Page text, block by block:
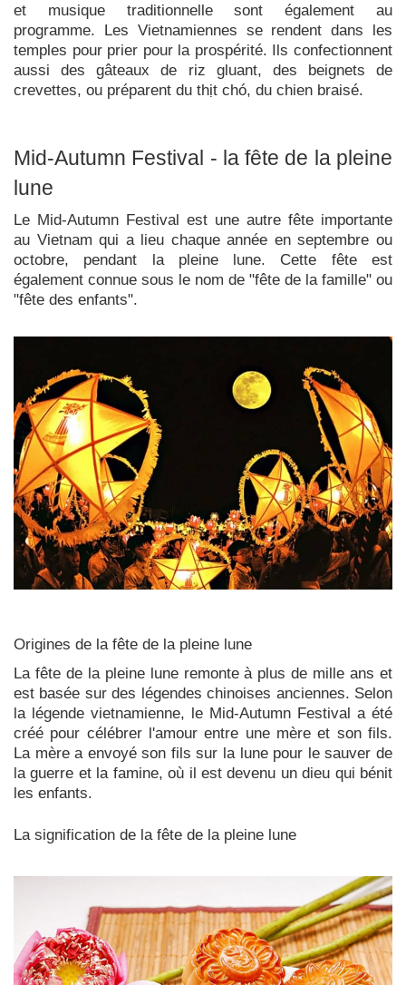
et musique traditionnelle sont également au
programme. Les Vietnamiennes se rendent dans les
temples pour prier pour la prospérité. Ils confectionnent
aussi des gâteaux de riz gluant, des beignets de
crevettes, ou préparent du thịt chó, du chien braisé.
Mid-Autumn Festival - la fête de la pleine
lune
Le Mid-Autumn Festival est une autre fête importante
au Vietnam qui a lieu chaque année en septembre ou
octobre, pendant la pleine lune. Cette fête est
également connue sous le nom de "fête de la famille" ou
"fête des enfants".
Origines de la fête de la pleine lune
La fête de la pleine lune remonte à plus de mille ans et
est basée sur des légendes chinoises anciennes. Selon
la légende vietnamienne, le Mid-Autumn Festival a été
créé pour célébrer l'amour entre une mère et son fils.
La mère a envoyé son fils sur la lune pour le sauver de
la guerre et la famine, où il est devenu un dieu qui bénit
les enfants.
La signification de la fête de la pleine lune